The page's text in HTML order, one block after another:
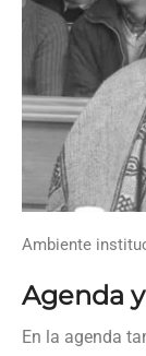
Ambiente
Agenda
En la agenda